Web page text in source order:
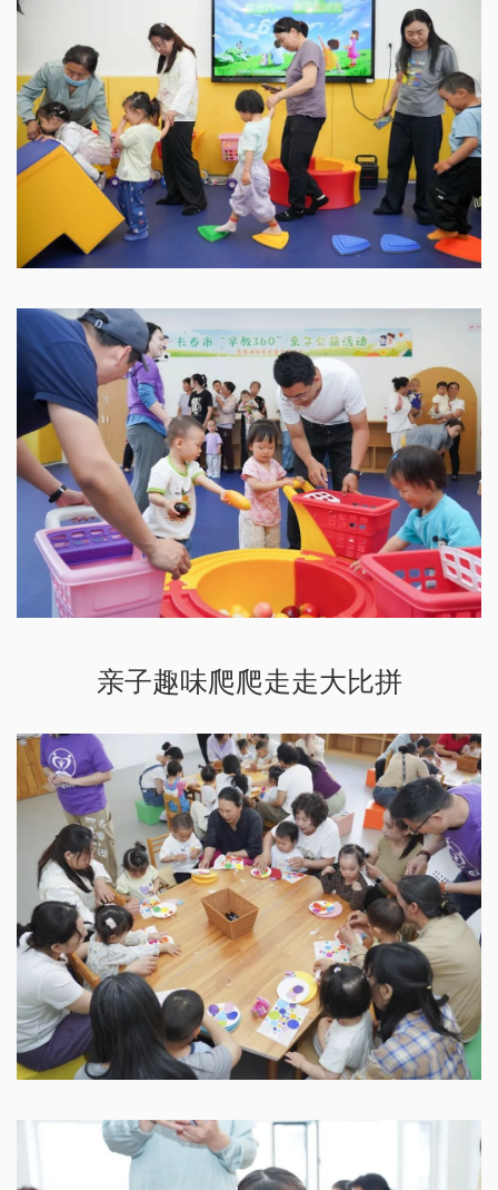
亲子趣味爬爬走走大比拼